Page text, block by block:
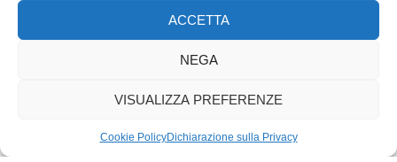
ACCETTA
NEGA
VISUALIZZA PREFERENZE
Cookie PolicyDichiarazione sulla Privacy